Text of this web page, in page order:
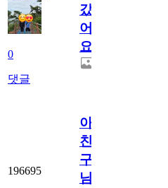
0
댓글
갔
어
요.
196695
아.
친
구
님